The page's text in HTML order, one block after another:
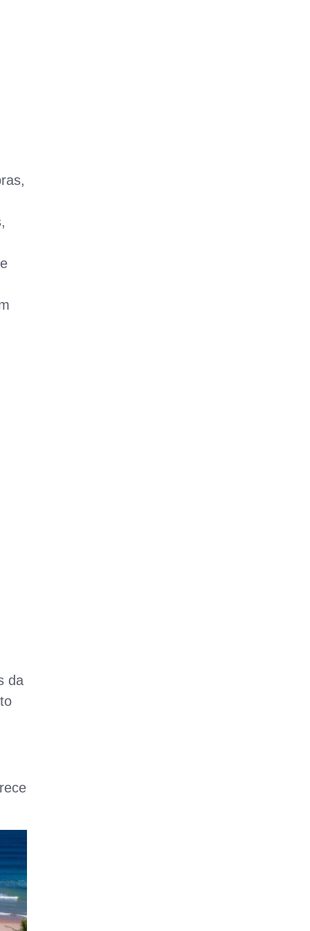
da